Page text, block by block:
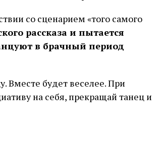
со сценарием «того самого
рассказа и пытается
в брачный период
Вместе будет веселее. При
на себя, прекращай танец и